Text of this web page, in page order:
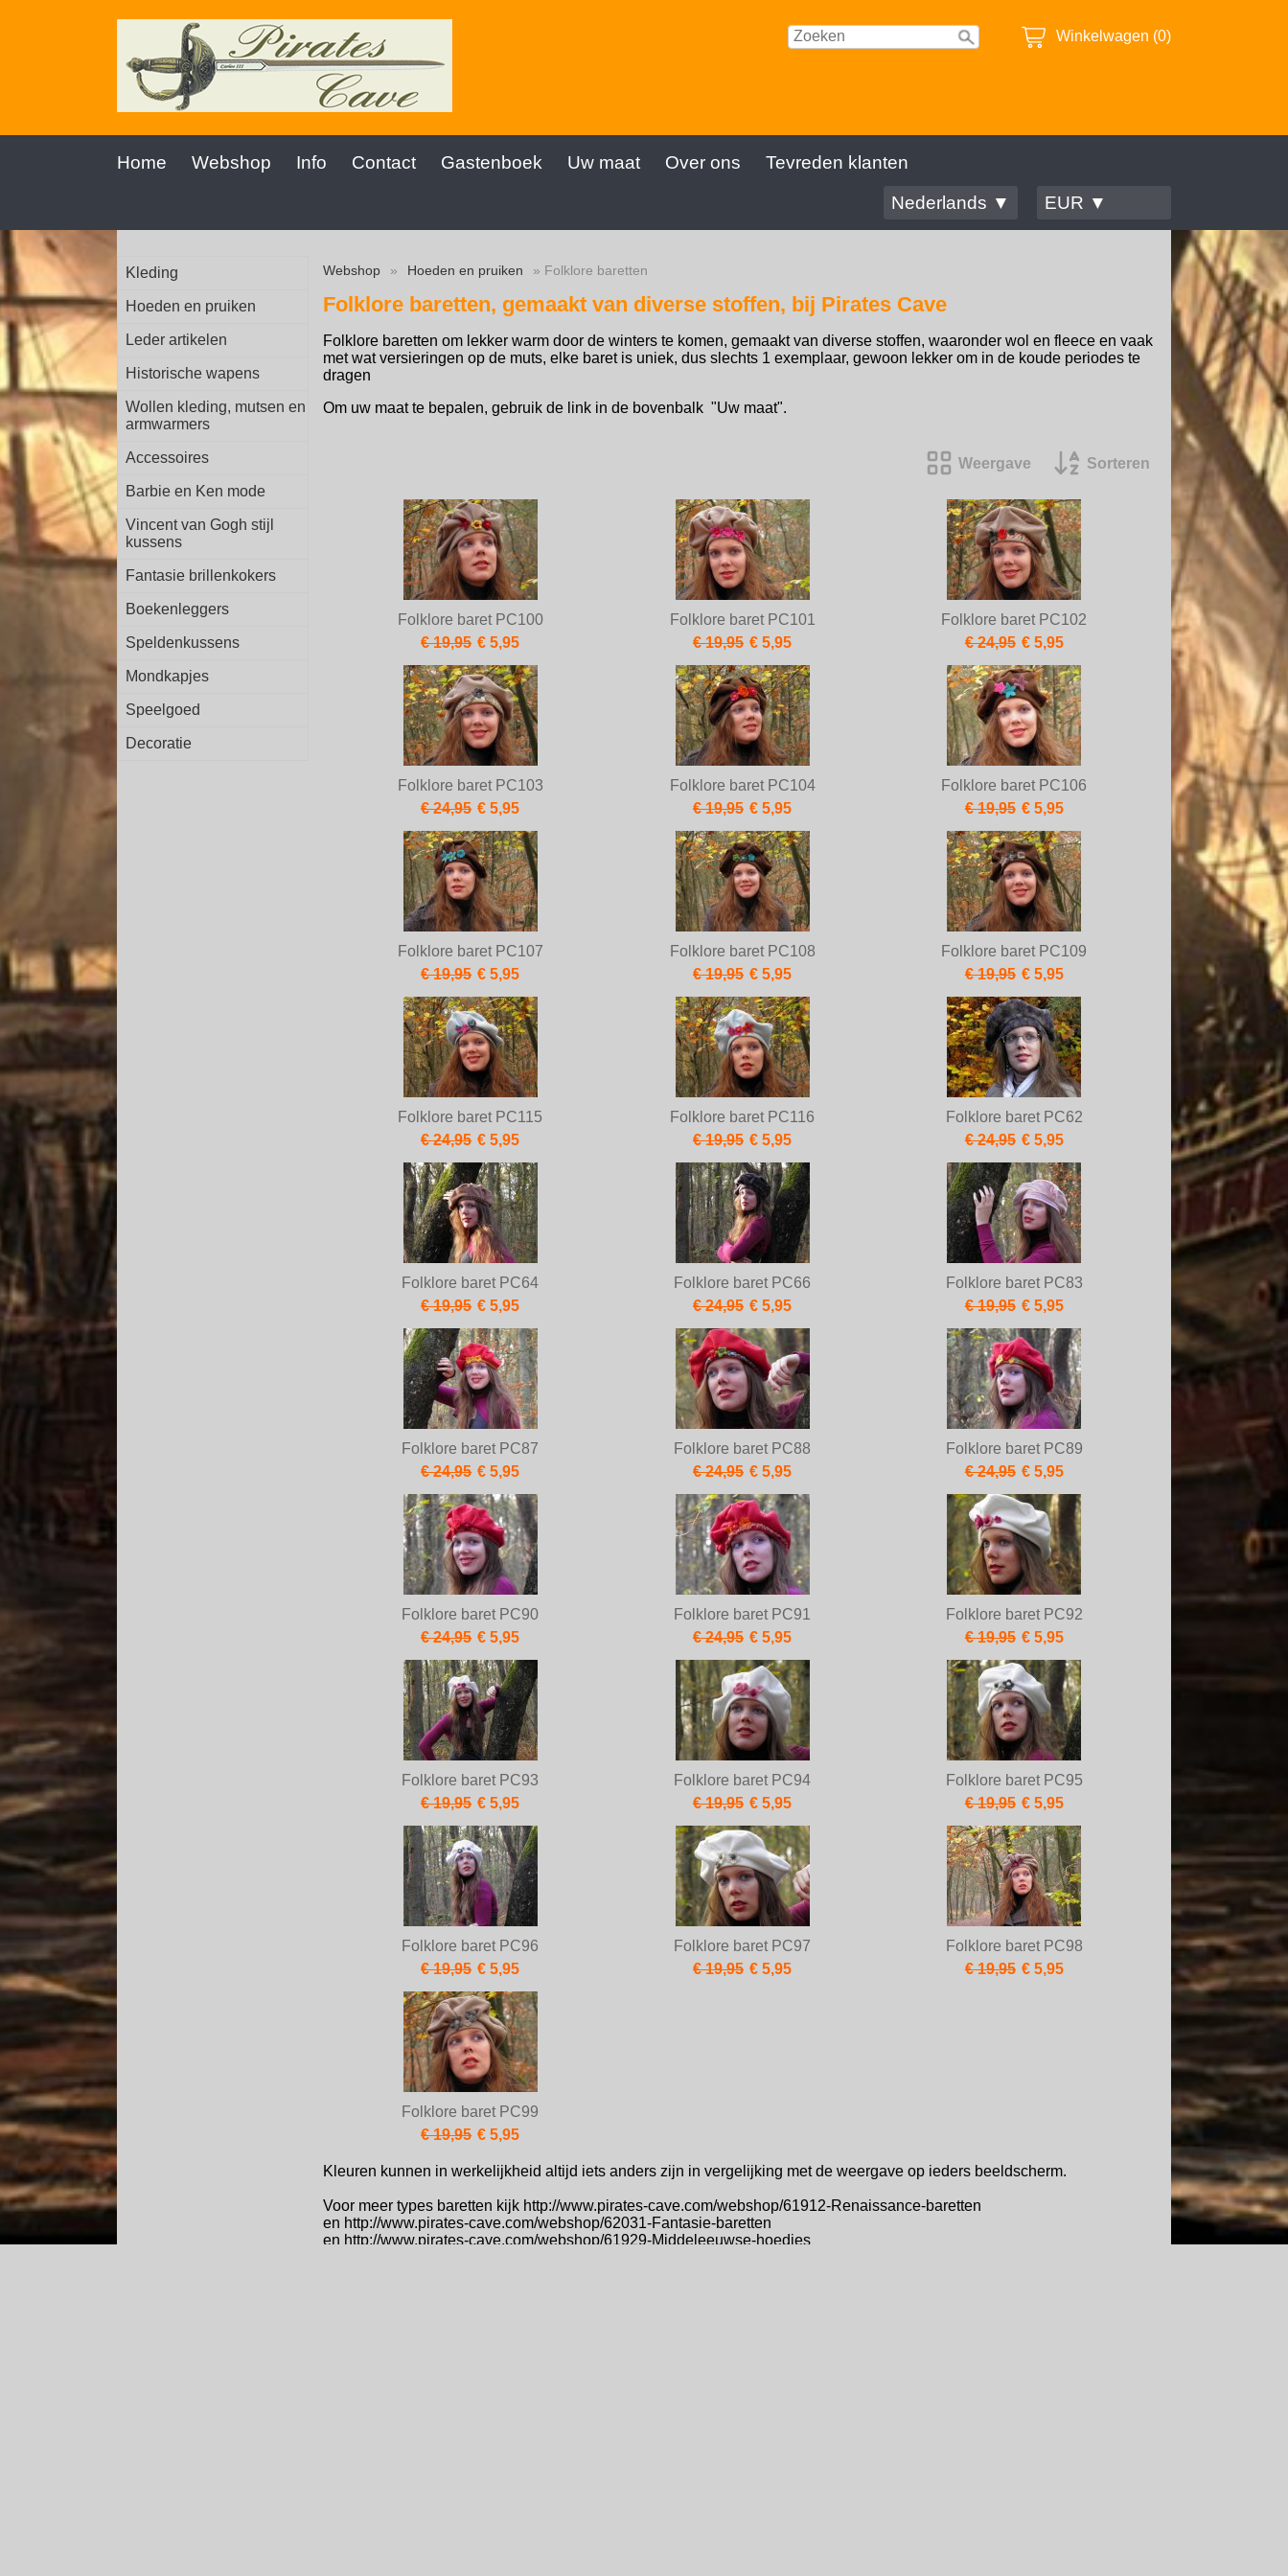
Winkelwagen (0)
Home Webshop Info Contact Gastenboek Uw maat Over ons
Tevreden klanten
Nederlands ▼
EUR ▼
Kleding
Hoeden en pruiken
Leder artikelen
Historische wapens
Wollen kleding, mutsen en
armwarmers
Accessoires
Barbie en Ken mode
Vincent van Gogh stijl
kussens
Fantasie brillenkokers
Boekenleggers
Speldenkussens
Mondkapjes
Speelgoed
Decoratie
Webshop » Hoeden en pruiken » Folklore baretten
Folklore baretten, gemaakt van diverse stoffen, bij Pirates Cave
Folklore baretten om lekker warm door de winters te komen, gemaakt van diverse stoffen, waaronder wol en fleece en vaak
met wat versieringen op de muts, elke baret is uniek, dus slechts 1 exemplaar, gewoon lekker om in de koude periodes te
dragen
Om uw maat te bepalen, gebruik de link in de bovenbalk "Uw maat".
Weergave Sorteren
Folklore baret PC100
€ 19,95 € 5,95
Folklore baret PC101
€ 19,95 € 5,95
Folklore baret PC102
€ 24,95 € 5,95
Folklore baret PC103
€ 24,95 € 5,95
Folklore baret PC104
€ 19,95 € 5,95
Folklore baret PC106
€ 19,95 € 5,95
Folklore baret PC107
€ 19,95 € 5,95
Folklore baret PC108
€ 19,95 € 5,95
Folklore baret PC109
€ 19,95 € 5,95
Folklore baret PC115
€ 24,95 € 5,95
Folklore baret PC116
€ 19,95 € 5,95
Folklore baret PC62
€ 24,95 € 5,95
Folklore baret PC64
€ 19,95 € 5,95
Folklore baret PC66
€ 24,95 € 5,95
Folklore baret PC83
€ 19,95 € 5,95
Folklore baret PC87
€ 24,95 € 5,95
Folklore baret PC88
€ 24,95 € 5,95
Folklore baret PC89
€ 24,95 € 5,95
Folklore baret PC90
€ 24,95 € 5,95
Folklore baret PC91
€ 24,95 € 5,95
Folklore baret PC92
€ 19,95 € 5,95
Folklore baret PC93
€ 19,95 € 5,95
Folklore baret PC94
€ 19,95 € 5,95
Folklore baret PC95
€ 19,95 € 5,95
Folklore baret PC96
€ 19,95 € 5,95
Folklore baret PC97
€ 19,95 € 5,95
Folklore baret PC98
€ 19,95 € 5,95
Folklore baret PC99
€ 19,95 € 5,95
Kleuren kunnen in werkelijkheid altijd iets anders zijn in vergelijking met de weergave op ieders beeldscherm.
Voor meer types baretten kijk http://www.pirates-cave.com/webshop/61912-Renaissance-baretten
en http://www.pirates-cave.com/webshop/62031-Fantasie-baretten
en http://www.pirates-cave.com/webshop/61929-Middeleeuwse-hoedjes